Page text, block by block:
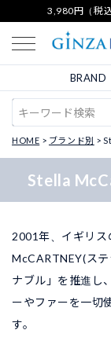
3,980円（税
BRAND
HOME ブランド別
Stella
2001年、イギリス
McCARTNEY(ス
ナブル」を推進し
ーやファーを一切
す。